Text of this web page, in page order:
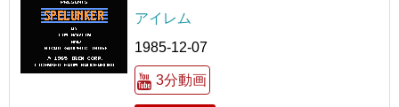
アイレム
1985-12-07
3分動画